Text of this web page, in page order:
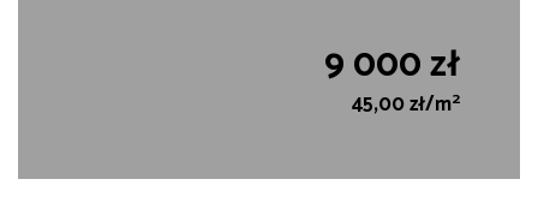
9 000 zł
45,00 zł/m2